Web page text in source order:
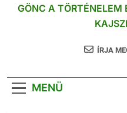
GÖNC A
ÍRJA
MENÜ